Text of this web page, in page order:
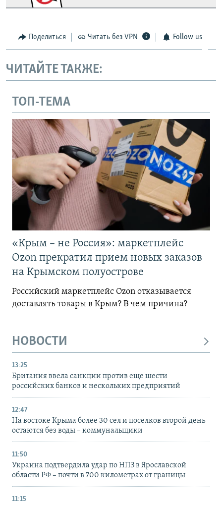
Поделиться Читать без VPN Follow us
ЧИТАЙТЕ ТАКЖЕ:
ТОП-ТЕМА
«Крым – не Россия»: маркетплейс
Ozon прекратил прием новых заказов
на Крымском полуострове
Российский маркетплейс Ozon отказывается
доставлять товары в Крым? В чем причина?
НОВОСТИ
13:25
Британия ввела санкции против еще шести
российских банков и нескольких предприятий
12:47
На востоке Крыма более 30 сел и поселков второй день
остаются без воды – коммунальщики
11:50
Украина подтвердила удар по НПЗ в Ярославской
области РФ – почти в 700 километрах от границы
11:15